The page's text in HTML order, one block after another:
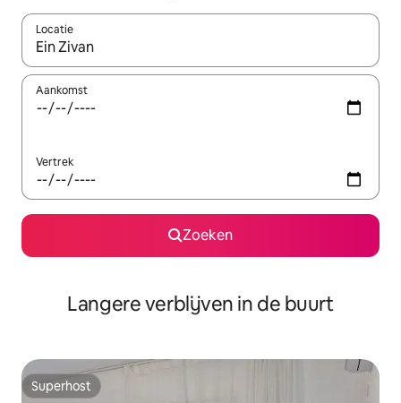
Locatie
Wanneer er resultaten beschikbaar zijn, maak je een keuze
Aankomst
Vertrek
Zoeken
Langere verblijven in de buurt
Superhost
Superhost